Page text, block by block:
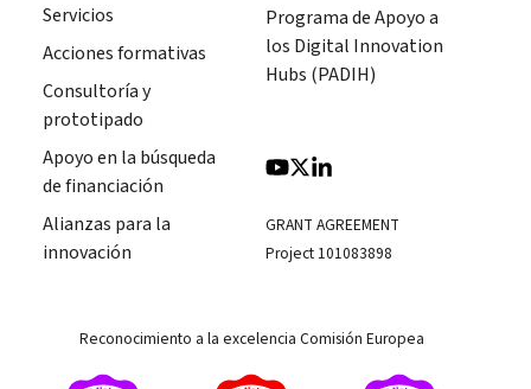
Servicios
Acciones formativas
Consultoría y
prototipado
Apoyo en la búsqueda
de financiación
Alianzas para la
innovación
Programa de Apoyo a
los Digital Innovation
Hubs (PADIH)
GRANT AGREEMENT
Project 101083898
Reconocimiento a la excelencia Comisión Europea